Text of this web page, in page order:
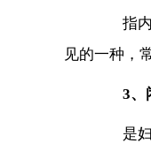
指内
见的一种，
3、
是妇